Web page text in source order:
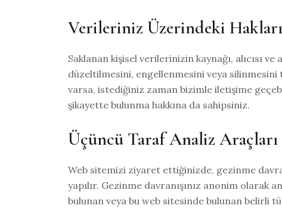
Verileriniz Üzerindeki
Saklanan kişisel verilerinizin kaynağı, alıcısı
düzeltilmesini, engellenmesini veya silinmesini
varsa, istediğiniz zaman bizimle iletişime
şikayette bulunma hakkına da sahipsiniz.
Üçüncü Taraf Analiz Araçları
Web sitemizi ziyaret ettiğinizde, gezinme
yapılır. Gezinme davranışınız anonim
bulunan veya bu web sitesinde bulunan belirli